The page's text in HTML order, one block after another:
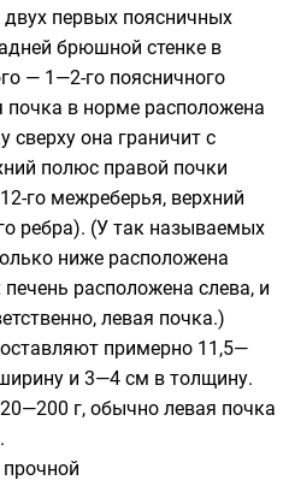
первых поясничных
брюшной стенке в
— 1—2-го поясничного
почка в норме расположена
сверху она граничит с
полюс правой почки
го межреберья, верхний
ребра). (У так называемых
ниже расположена
расположена слева, и
левая почка.)
примерно 11,5—
и 3—4 см в толщину.
г, обычно левая почка